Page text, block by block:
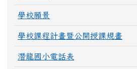
學校願景
學校課程計畫暨公開授課規畫
潛龍國小電話表